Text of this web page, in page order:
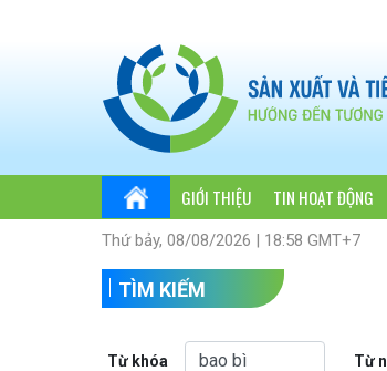
GIỚI THIỆU TIN HOẠT ĐỘNG
Thứ bảy, 08/08/2026 | 18:58 GMT+7
TÌM KIẾM
Từ khóa Từ